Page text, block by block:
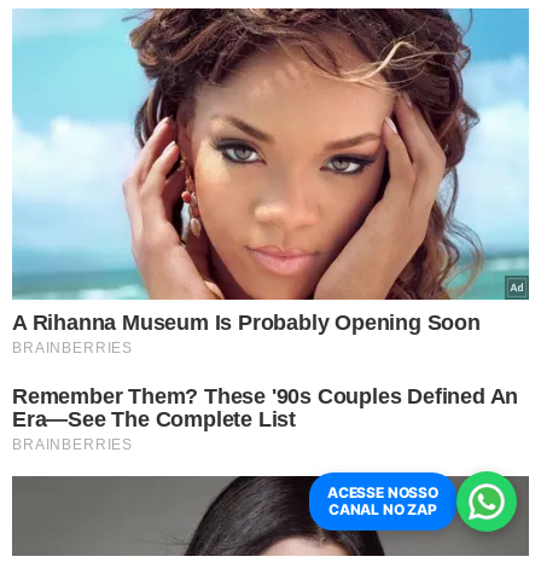
ao local para tentar fazer um
nivelamento. Infelizmente, houve um
erro no maquinário na casa de máquinas,
o que fez com que o elevador voltasse a
ceder. Nessa queda, de
aproximadamente 1,5 metro, ele chegou
a 'quicar' duas vezes no fundo do fosso",
explicou o tenente Sérgio Magalhães.
TÓPICOS
SOCORRO EXCESSO DE PESO BH
DESPENCA
ACESSE NOSSO
CANAL NO ZAP